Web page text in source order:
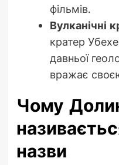
фільмів.
Вулканічні
кратер
давньої
вражає
Чому
назви